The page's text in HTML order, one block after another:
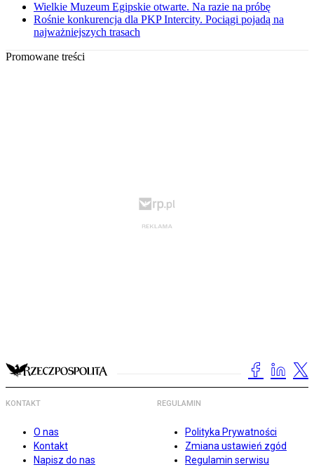
Wielkie Muzeum Egipskie otwarte. Na razie na próbę
Rośnie konkurencja dla PKP Intercity. Pociągi pojadą na
najważniejszych trasach
Promowane treści
KONTAKT
O nas
Kontakt
Napisz do nas
REGULAMIN
Polityka Prywatności
Zmiana ustawień zgód
Regulamin serwisu